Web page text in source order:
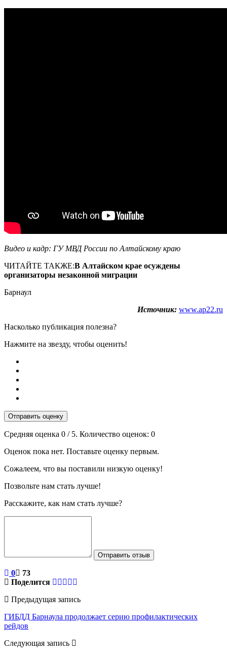
Видео и кадр: ГУ МВД России по Алтайскому краю
ЧИТАЙТЕ ТАКЖЕ:В Алтайском крае осуждены
организаторы незаконной миграции
Барнаул
Источник: www.ap22.ru
Насколько публикация полезна?
Нажмите на звезду, чтобы оценить!
Отправить оценку
Средняя оценка 0 / 5. Количество оценок: 0
Оценок пока нет. Поставьте оценку первым.
Сожалеем, что вы поставили низкую оценку!
Позвольте нам стать лучше!
Расскажите, как нам стать лучше?
Отправить отзыв
0
73
Поделится
Предыдущая запись
ГИБДД Барнаула продолжает серию профилактических
рейдов
Следующая запись